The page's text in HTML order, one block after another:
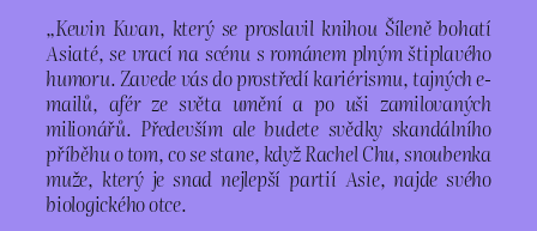
„Kewin Kwan, který se proslavil knihou Šíleně bohatí
Asiaté, se vrací na scénu s románem plným štiplavého
humoru. Zavede vás do prostředí kariérismu, tajných e-
mailů, afér ze světa umění a po uši zamilovaných
milionářů. Především ale budete svědky skandálního
příběhu o tom, co se stane, když Rachel Chu, snoubenka
muže, který je snad nejlepší partií Asie, najde svého
biologického otce.